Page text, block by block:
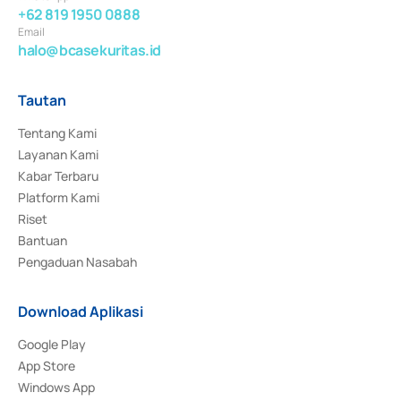
+62 819 1950 0888
Email
halo@bcasekuritas.id
Tautan
Tentang Kami
Layanan Kami
Kabar Terbaru
Platform Kami
Riset
Bantuan
Pengaduan Nasabah
Download Aplikasi
Google Play
App Store
Windows App